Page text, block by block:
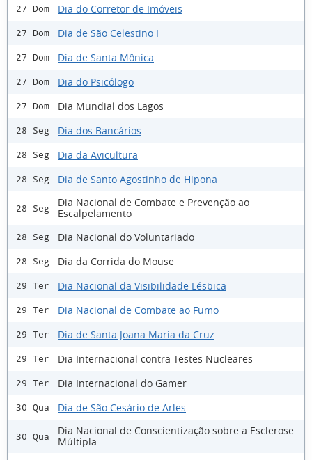
27 Dom Dia do Corretor de Imóveis
27 Dom Dia de São Celestino I
27 Dom Dia de Santa Mônica
27 Dom Dia do Psicólogo
27 Dom Dia Mundial dos Lagos
28 Seg Dia dos Bancários
28 Seg Dia da Avicultura
28 Seg Dia de Santo Agostinho de Hipona
28 Seg
Dia Nacional de Combate e Prevenção ao
Escalpelamento
28 Seg Dia Nacional do Voluntariado
28 Seg Dia da Corrida do Mouse
29 Ter Dia Nacional da Visibilidade Lésbica
29 Ter Dia Nacional de Combate ao Fumo
29 Ter Dia de Santa Joana Maria da Cruz
29 Ter Dia Internacional contra Testes Nucleares
29 Ter Dia Internacional do Gamer
30 Qua Dia de São Cesário de Arles
30 Qua
Dia Nacional de Conscientização sobre a Esclerose
Múltipla